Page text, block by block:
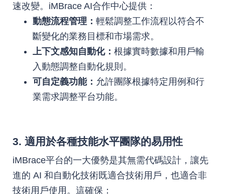
速改變。iMBrace AI合作中心提供：
動態流程管理： 輕鬆調整工作流程以符合不
斷變化的業務目標和市場需求。
上下文感知自動化： 根據實時數據和用戶輸
入動態調整自動化規則。
可自定義功能： 允許團隊根據特定用例和行
業需求調整平台功能。
3. 適用於各種技能水平團隊的易用性
iMBrace平台的一大優勢是其無需代碼設計，讓先
進的 AI 和自動化技術既適合技術用戶，也適合非
技術用戶使用。這確保：